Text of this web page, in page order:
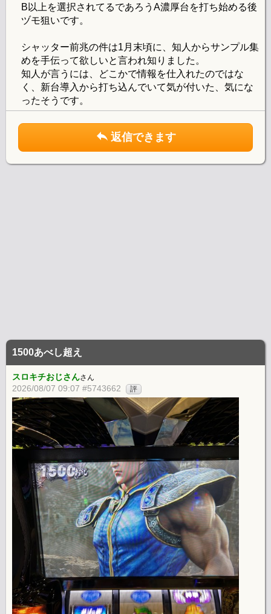
B以上を選択されてるであろうA濃厚台を打ち始める後
ヅモ狙いです。
シャッター前兆の件は1月末頃に、知人からサンプル集
めを手伝って欲しいと言われ知りました。
知人が言うには、どこかで情報を仕入れたのではな
く、新台導入から打ち込んでいて気が付いた、気にな
ったそうです。
返信できます
1500あべし超え
スロキチおじさんさん
2026/08/07 09:07 #5743662 評